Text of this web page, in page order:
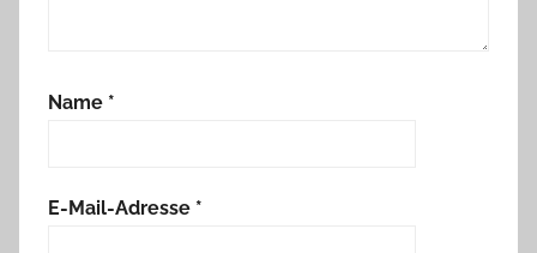
Name *
E-Mail-Adresse *